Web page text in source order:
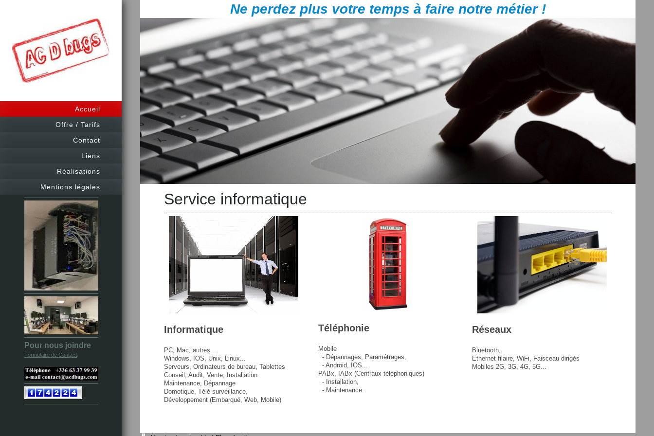
Accueil
Offre / Tarifs
Contact
Liens
Réalisations
Mentions légales
Pour nous joindre
Formulaire de Contact
Ne perdez plus votre temps à faire notre métier !
Service informatique
Informatique
PC, Mac, autres...
Windows, IOS,
Unix,
Linux...
Serveurs, Ordinateurs de bureau, Tablettes
Conseil, Audit, Vente, Installation
Maintenance, Dépannage
Domotique, Télé-surveillance,
Développement (Embarqué, Web, Mobile)
Téléphonie
Mobile
- Dépannages, Paramétrages,
- Android, IOS...
PABx, IABx (Centraux téléphoniques)
- Installation,
- Maintenance.
Réseaux
Bluetooth,
Ethernet filaire,WiFi, Faisceau dirigés
Mobiles 2G, 3G, 4G, 5G...